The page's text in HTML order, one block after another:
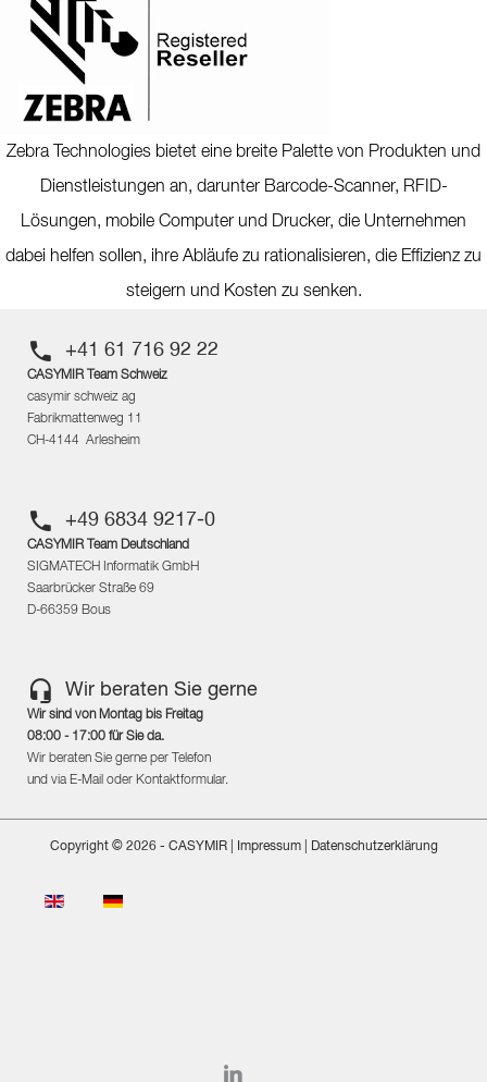
Zebra Technologies bietet eine breite Palette von Produkten und
Dienstleistungen an, darunter Barcode-Scanner, RFID-
Lösungen, mobile Computer und Drucker, die Unternehmen
dabei helfen sollen, ihre Abläufe zu rationalisieren, die Effizienz zu
steigern und Kosten zu senken.
+41 61 716 92 22
CASYMIR Team Schweiz
casymir schweiz ag
Fabrikmattenweg 11
CH-4144 Arlesheim
+49 6834 9217-0
CASYMIR Team Deutschland
SIGMATECH Informatik GmbH
Saarbrücker Straße 69
D-66359 Bous
Wir beraten Sie gerne
Wir sind von Montag bis Freitag
08:00 - 17:00 für Sie da.
Wir beraten Sie gerne per Telefon
und via E-Mail oder Kontaktformular.
Copyright © 2026 - CASYMIR| Impressum| Datenschutzerklärung
Sprache auswählen